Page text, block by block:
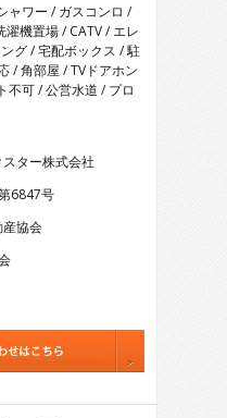
12
13
14
15
16
ャワー / ガスコンロ /
機置場 / CATV / エレ
グ / 宅配ボックス / 駐
/ 角部屋 / TVドアホン
不可 / 公営水道 / プロ
ター株式会社
6847号
協会